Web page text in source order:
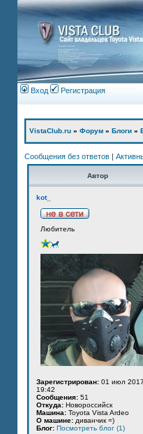
Вход Регистрация
VistaClub.ru » Форум » Блоги »
Сообщения без ответов |
Автор
kot_
Любитель
Зарегистрирован: 01 июл 2017,
19:42
Сообщения: 51
Откуда: Новороссийск
Машина: Toyota Vista Ardeo
О машине: диванчик =)
Блог: Посмотреть блог (1)